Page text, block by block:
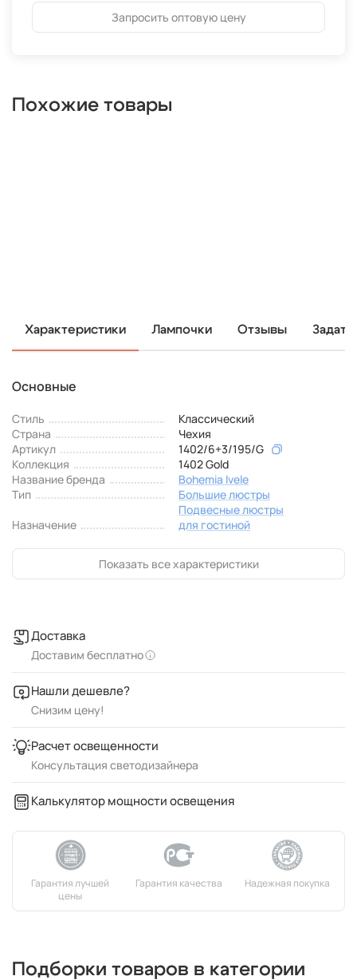
Запросить оптовую цену
Похожие товары
Характеристики Лампочки Отзывы
Основные
Стиль
Классический
Страна
Чехия
Артикул
1402/6+3/195/G
Коллекция
1402 Gold
Название бренда
Bohemia Ivele
Тип
Большие люстры
Подвесные люстры
Назначение
для гостиной
Показать все характеристики
Доставка
Доставим бесплатно
Нашли дешевле?
Снизим цену!
Расчет освещенности
Консультация светодизайнера
Калькулятор мощности освещения
Подборки товаров в категории